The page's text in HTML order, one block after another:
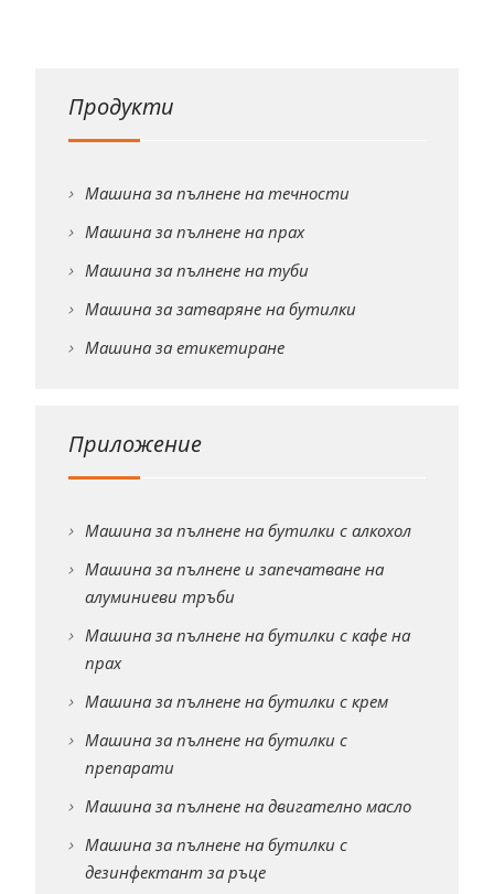
Продукти
Машина за пълнене на течности
Машина за пълнене на прах
Машина за пълнене на туби
Машина за затваряне на бутилки
Машина за етикетиране
Приложение
Машина за пълнене на бутилки с алкохол
Машина за пълнене и запечатване на
алуминиеви тръби
Машина за пълнене на бутилки с кафе на
прах
Машина за пълнене на бутилки с крем
Машина за пълнене на бутилки с
препарати
Машина за пълнене на двигателно масло
Машина за пълнене на бутилки с
дезинфектант за ръце